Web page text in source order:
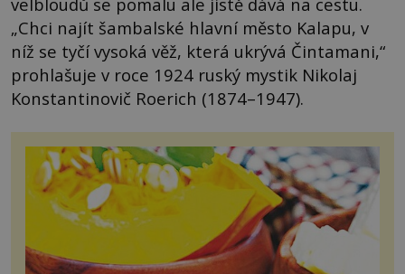
„Chci najít šambalské hlavní město Kalapu, v
níž se tyčí vysoká věž, která ukrývá Čintamani,“
prohlašuje v roce 1924 ruský mystik Nikolaj
Konstantinovič Roerich (1874–1947).